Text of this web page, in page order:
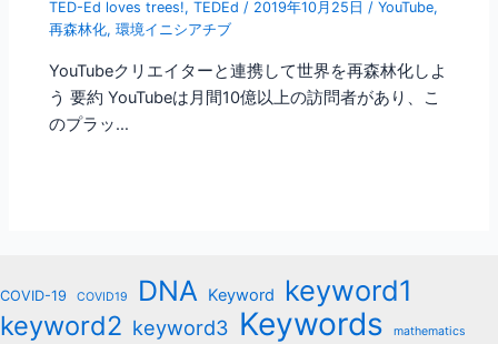
TED-Ed loves trees!,TEDEd / 2019年10月25日/YouTube,
再森林化,環境イニシアチブ
YouTubeクリエイターと連携して世界を再森林化しよ
う 要約 YouTubeは月間10億以上の訪問者があり、こ
のプラッ…
COVID-19 COVID19 DNA Keyword keyword1
keyword2 keyword3 Keywords mathematics